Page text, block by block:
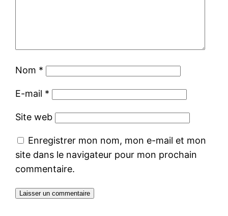
Nom *
E-mail *
Site web
Enregistrer mon nom, mon e-mail et mon
site dans le navigateur pour mon prochain
commentaire.